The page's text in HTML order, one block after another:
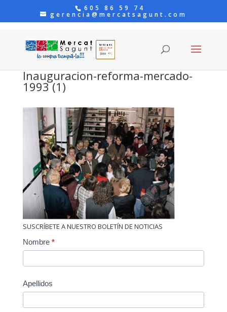
605 86 59 74
gerencia@mercatsagunt.com
Inauguracion-reforma-mercado-
1993 (1)
SUSCRÍBETE A NUESTRO BOLETÍN DE NOTICIAS
Contact
Nombre *
Apellidos